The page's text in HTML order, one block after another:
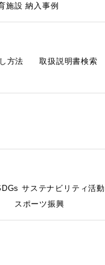
施設 納入事例
方法 取扱説明書検索
サステナビリティ活動
スポーツ振興